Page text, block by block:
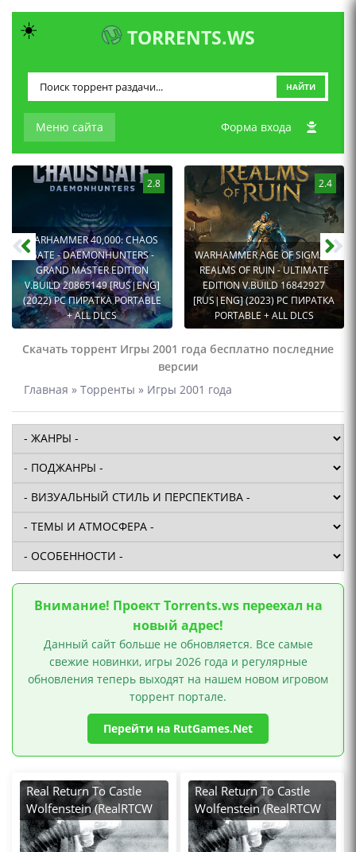
TORRENTS.WS
Меню сайта
НАЙТИ
Форма входа
2.8
WARHAMMER 40,000: CHAOS
GATE - DAEMONHUNTERS -
GRAND MASTER EDITION
V.BUILD 20865149 [RUS|ENG]
(2022) PC ПИРАТКА PORTABLE
+ ALL DLCS
2.4
WARHAMMER AGE OF SIGMAR:
REALMS OF RUIN - ULTIMATE
EDITION V.BUILD 16842927
[RUS|ENG] (2023) PC ПИРАТКА
PORTABLE + ALL DLCS
Скачать торрент Игры 2001 года бесплатно последние
версии
Главная » Торренты » Игры 2001 года
Внимание! Проект Torrents.ws переехал на
новый адрес!
Данный сайт больше не обновляется. Все самые
свежие новинки, игры 2026 года и регулярные
обновления теперь выходят на нашем новом игровом
торрент портале.
Перейти на RutGames.Net
Real Return To Castle
Wolfenstein (RealRTCW
Mod) v.5.3-14122025
[RUS|ENG] (2001-2020)
Real Return To Castle
Wolfenstein (RealRTCW
Mod) v.3.1.14
[RUS|ENG] (2001-2020)
☀️